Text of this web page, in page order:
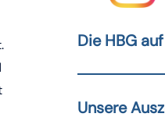
Die HBG
Unsere